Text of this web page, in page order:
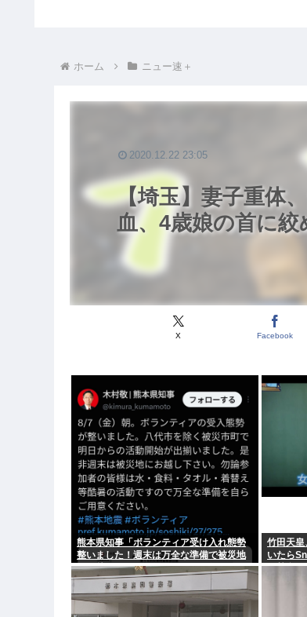
ホーム ニュー速＋
【埼玉】妻子重体
血、4歳娘の首に
X Facebook
2020.12.22 23:05
熊本県知事「ボランティア受け入れ態勢
整いました！週末は万全な準備で被災地
へお越しください！」ケンモ、行くぞ
竹田天
いたら
を熱弁